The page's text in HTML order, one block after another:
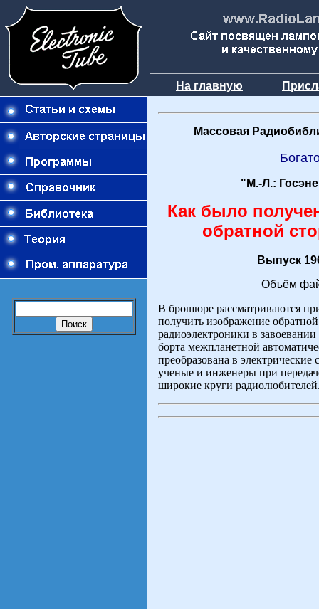
На главную
Массовая
"М.-Л.:
Как было
обратной
Выпуск
Объём
В брошюре рассматриваются
получить изображение
радиоэлектроники в
борта межпланетной
преобразована в
ученые и инженеры при
широкие круги